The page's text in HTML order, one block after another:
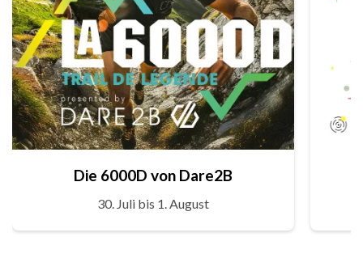
Die 6000D von Dare2B
30. Juli bis 1. August